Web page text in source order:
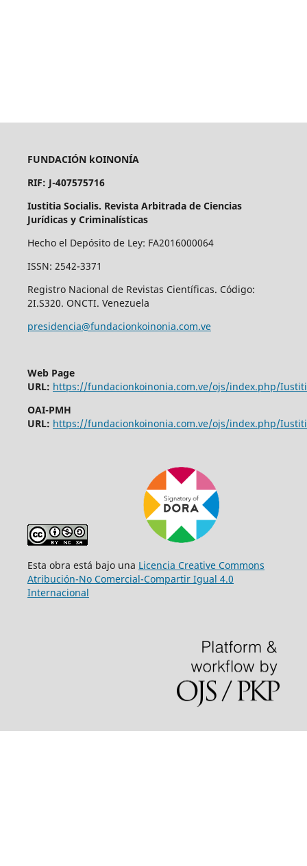
FUNDACIÓN kOINONÍA
RIF: J-407575716
Iustitia Socialis. Revista Arbitrada de Ciencias
Jurídicas y Criminalísticas
Hecho el Depósito de Ley: FA2016000064
ISSN: 2542-3371
Registro Nacional de Revistas Científicas. Código:
2I.S320. ONCTI. Venezuela
presidencia@fundacionkoinonia.com.ve
Web Page
URL: https://fundacionkoinonia.com.ve/ojs/index.php/
OAI-PMH
URL: https://fundacionkoinonia.com.ve/ojs/index.php/
Esta obra está bajo una Licencia Creative Commons
Atribución-No Comercial-Compartir Igual 4.0
Internacional